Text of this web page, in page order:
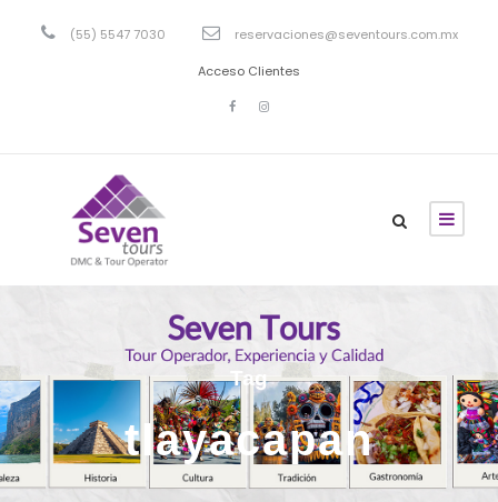
(55) 5547 7030 reservaciones@seventours.com.mx
Acceso Clientes
Tag
tlayacapan